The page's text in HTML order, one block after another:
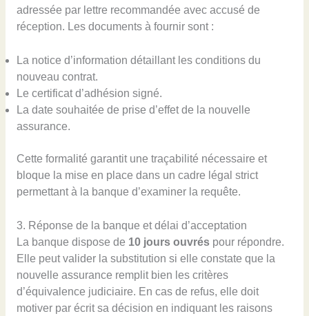
adressée par lettre recommandée avec accusé de
réception. Les documents à fournir sont :
La notice d’information détaillant les conditions du
nouveau contrat.
Le certificat d’adhésion signé.
La date souhaitée de prise d’effet de la nouvelle
assurance.
Cette formalité garantit une traçabilité nécessaire et
bloque la mise en place dans un cadre légal strict
permettant à la banque d’examiner la requête.
3. Réponse de la banque et délai d’acceptation
La banque dispose de 10 jours ouvréspour répondre.
Elle peut valider la substitution si elle constate que la
nouvelle assurance remplit bien les critères
d’équivalence judiciaire. En cas de refus, elle doit
motiver par écrit sa décision en indiquant les raisons